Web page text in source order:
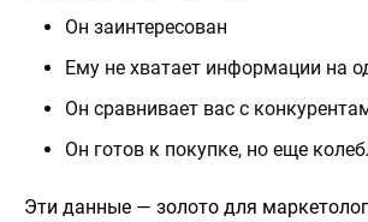
Он заинтересован
Ему не хватает информации на
Он сравнивает вас с
Он готов к покупке, но еще
Эти данные — золото для